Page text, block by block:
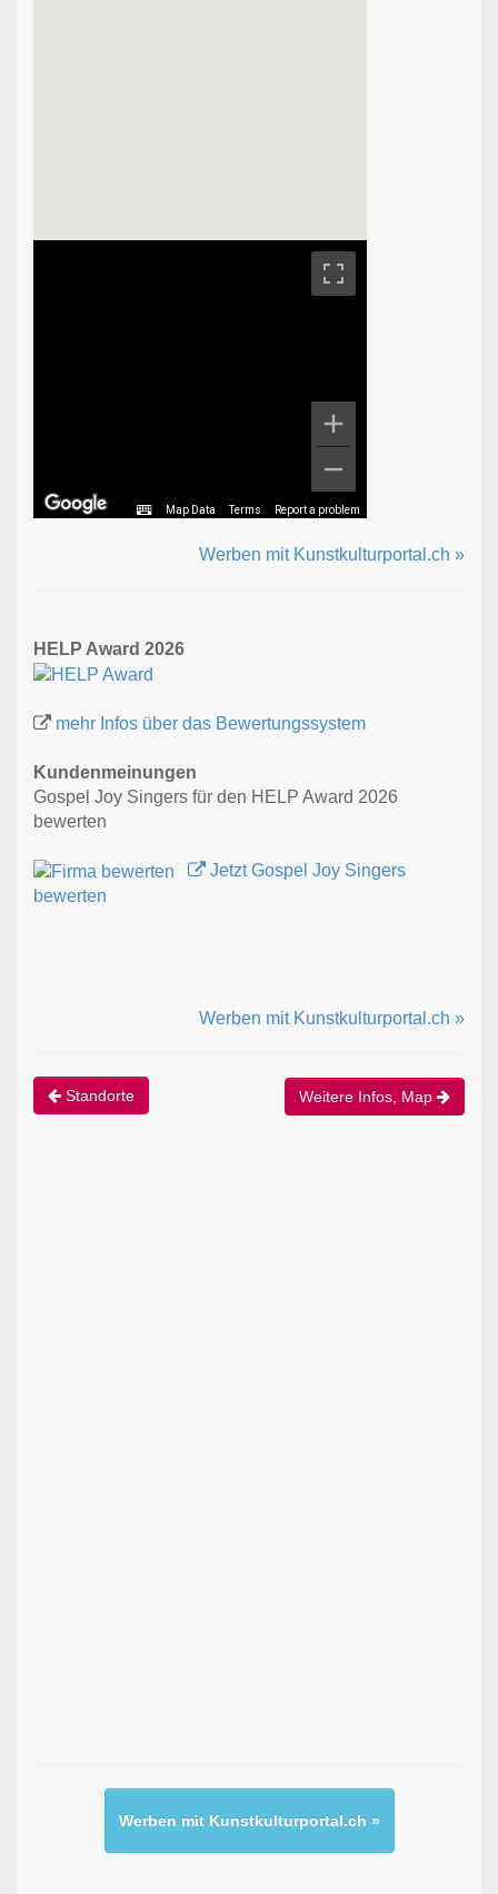
Map Data Terms Report a problem
Werben mit Kunstkulturportal.ch »
HELP Award 2026
mehr Infos über das Bewertungssystem
Kundenmeinungen
Gospel Joy Singers für den HELP Award 2026
bewerten
Jetzt Gospel Joy Singers
bewerten
Werben mit Kunstkulturportal.ch »
Standorte Weitere Infos, Map
Werben mit Kunstkulturportal.ch »